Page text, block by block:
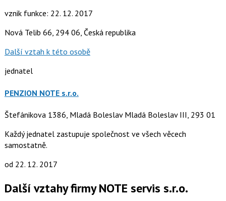
vznik funkce: 22. 12. 2017
Nová Telib 66, 294 06, Česká republika
Další vztah k této osobě
jednatel
PENZION NOTE s.r.o.
Štefánikova 1386, Mladá Boleslav Mladá Boleslav III, 293 01
Každý jednatel zastupuje společnost ve všech věcech
samostatně.
od 22. 12. 2017
Další vztahy firmy NOTE servis s.r.o.